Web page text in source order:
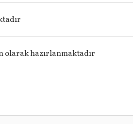
olarak hazırlanmaktadır